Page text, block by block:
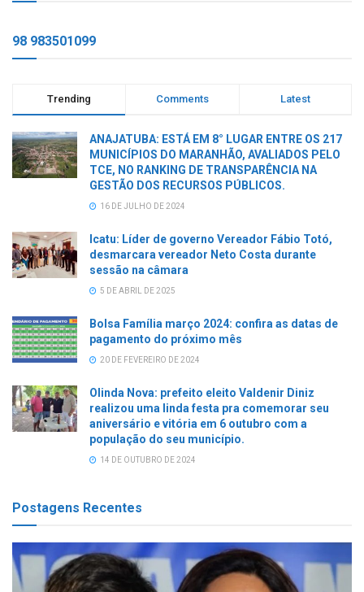
98 983501099
Trending Comments Latest
ANAJATUBA: ESTÁ EM 8° LUGAR ENTRE OS 217
MUNICÍPIOS DO MARANHÃO, AVALIADOS PELO
TCE, NO RANKING DE TRANSPARÊNCIA NA
GESTÃO DOS RECURSOS PÚBLICOS.
16 DE JULHO DE 2024
Icatu: Líder de governo Vereador Fábio Totó,
desmarcara vereador Neto Costa durante
sessão na câmara
5 DE ABRIL DE 2025
Bolsa Família março 2024: confira as datas de
pagamento do próximo mês
20 DE FEVEREIRO DE 2024
Olinda Nova: prefeito eleito Valdenir Diniz
realizou uma linda festa pra comemorar seu
aniversário e vitória em 6 outubro com a
população do seu município.
14 DE OUTUBRO DE 2024
Postagens Recentes